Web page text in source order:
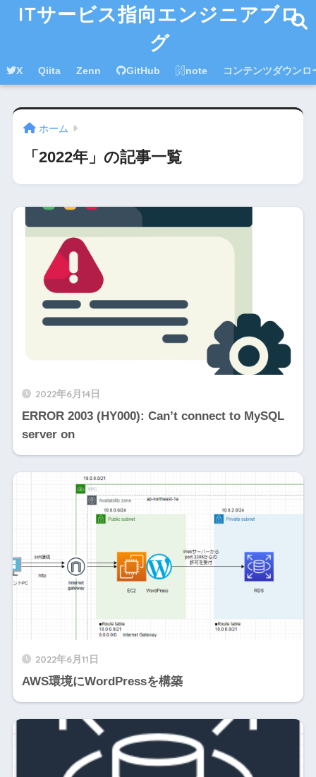
ITサービス指向エンジニアブロ
グ
X Qiita Zenn GitHub note コンテンツダウンロ
ホーム
「2022年」の記事一覧
2022年6月14日
ERROR 2003 (HY000): Can’t connect to MySQL
server on
2022年6月11日
AWS環境にWordPressを構築